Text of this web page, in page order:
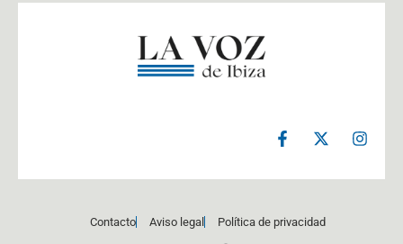
F
a
e
o
X
-
w
t
I
n
t
Contacto Aviso legal Política de privacidad